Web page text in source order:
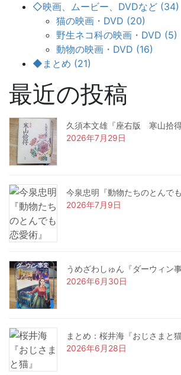
◇映画、ムービー、DVDなど (34)
猫の映画・DVD (20)
野生ネコ科の映画・DVD (5)
動物の映画・DVD (16)
◆まとめ (21)
最近の投稿
久須本文雄『座右版 寒山拾得
2026年7月29日
今泉忠明『動物たちのとんでも
2026年7月9日
うめざわしゅん『ダーウィン
2026年6月30日
まとめ：桜井海『おじさまと猫
2026年6月28日